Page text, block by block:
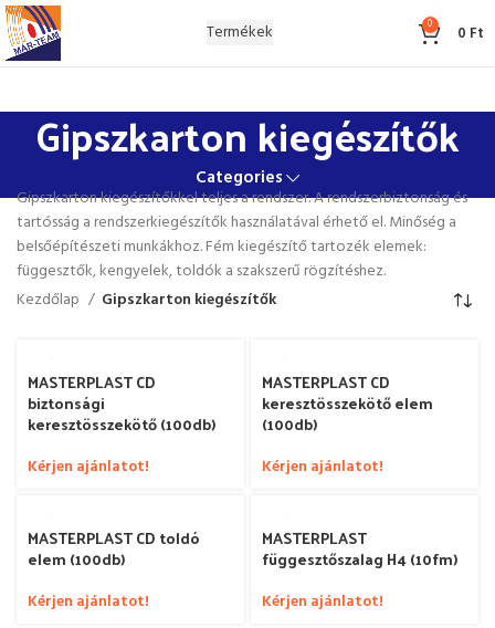
Termékek 0 0 Ft
Gipszkarton kiegészítők
Categories
Gipszkarton kiegészítőkkel teljes a rendszer. A rendszerbiztonság és
tartósság a rendszerkiegészítők használatával érhető el. Minőség a
belsőépítészeti munkákhoz. Fém kiegészítő tartozék elemek:
függesztők, kengyelek, toldók a szakszerű rögzítéshez.
Kezdőlap
Gipszkarton kiegészítők
MASTERPLAST CD
biztonsági
keresztösszekötő (100db)
Kérjen ajánlatot!
MASTERPLAST CD
keresztösszekötő elem
(100db)
Kérjen ajánlatot!
MASTERPLAST CD toldó
elem (100db)
Kérjen ajánlatot!
MASTERPLAST
függesztőszalag H4 (10fm)
Kérjen ajánlatot!